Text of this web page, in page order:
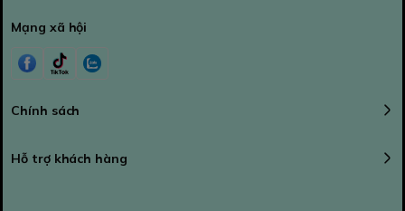
Mạng xã hội
Chính sách
Hỗ trợ khách hàng